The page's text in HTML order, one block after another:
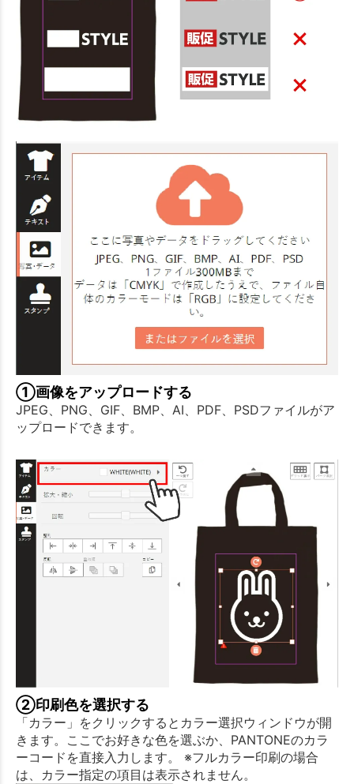
①画像をアップロードする
JPEG、PNG、GIF、BMP、AI、PDF、PSDファイルがア
ップロードできます。
②印刷色を選択する
「カラー」をクリックするとカラー選択ウィンドウが開
きます。ここでお好きな色を選ぶか、PANTONEのカラ
ーコードを直接入力します。 ※フルカラー印刷の場合
は、カラー指定の項目は表示されません。